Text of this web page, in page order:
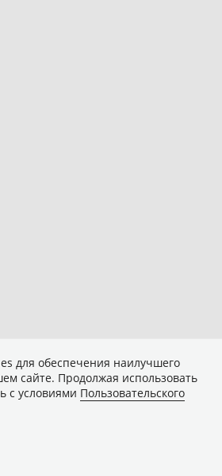
для обеспечения наилучшего
сайте. Продолжая использовать
с условиями Пользовательского